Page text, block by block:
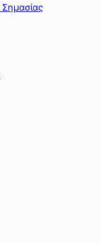
Σημασίας